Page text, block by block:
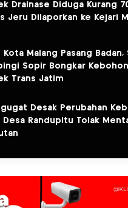
Drainase Diduga Kurang
Jeru Dilaporkan ke Kejari
Kota Malang Pasang Badan,
Sopir Bongkar
Trans Jatim
Desak Perubahan
Desa Randupitu Tolak